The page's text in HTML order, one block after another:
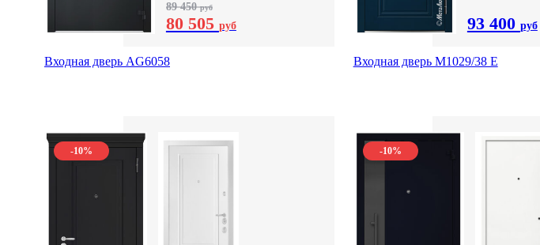
89 450руб
80 505 руб
Входная дверь AG6058
93 400 руб
Входная дверь М1029/38 E
-10% -10%